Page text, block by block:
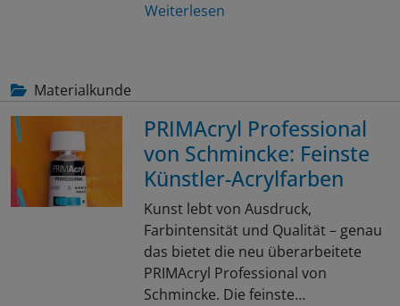
Weiterlesen
Materialkunde
PRIMAcryl Professional
von Schmincke: Feinste
Künstler-Acrylfarben
Kunst lebt von Ausdruck,
Farbintensität und Qualität – genau
das bietet die neu überarbeitete
PRIMAcryl Professional von
Schmincke. Die feinste…